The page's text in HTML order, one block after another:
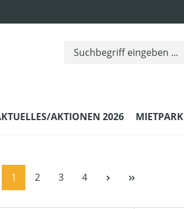
AKTIONEN 2026 MIETPARK
Seite
1 Seite
2 Seite
3 Seite
4